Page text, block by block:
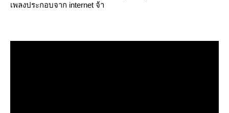
เพลงประกอบจาก internet จ้า